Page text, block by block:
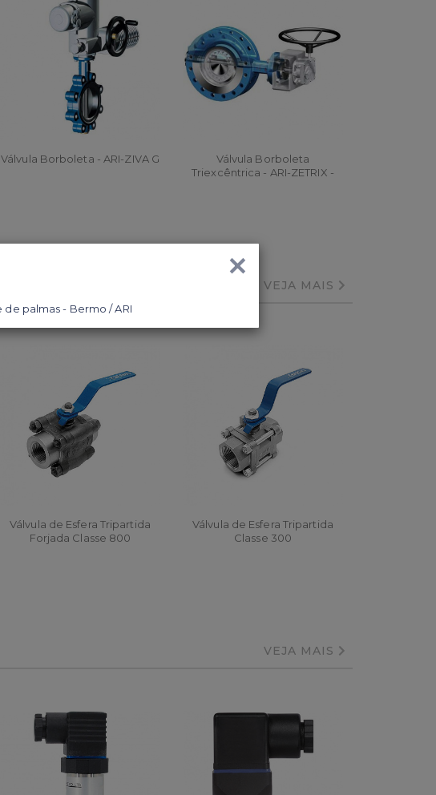
Válvula Borboleta - ARI-ZIVA G
ORÇAR
Válvula Borboleta
Triexcêntrica - ARI-ZETRIX -
ORÇAR
VEJA MAIS
Válvula de Esfera Tripartida
Forjada Classe 800
Válvula de Esfera Tripartida
Classe 300
VEJA MAIS
×